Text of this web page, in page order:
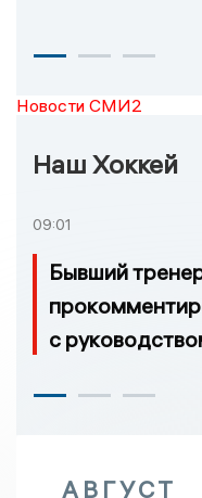
Новости СМИ2
Наш Хоккей
09:01
Бывший
с
АВГУСТ